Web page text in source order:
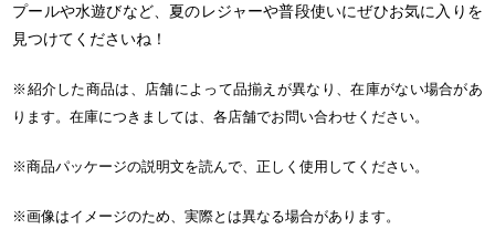
プールや水遊びなど、夏のレジャーや普段使いにぜひお気に入りを
見つけてくださいね！
※紹介した商品は、店舗によって品揃えが異なり、在庫がない場合があ
ります。在庫につきましては、各店舗でお問い合わせください。
※商品パッケージの説明文を読んで、正しく使用してください。
※画像はイメージのため、実際とは異なる場合があります。